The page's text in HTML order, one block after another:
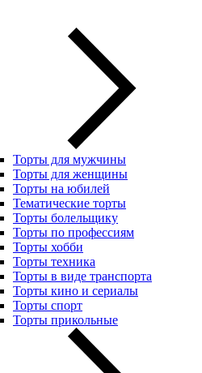
Торты для мужчины
Торты для женщины
Торты на юбилей
Тематические торты
Торты болельщику
Торты по профессиям
Торты хобби
Торты техника
Торты в виде транспорта
Торты кино и сериалы
Торты спорт
Торты прикольные